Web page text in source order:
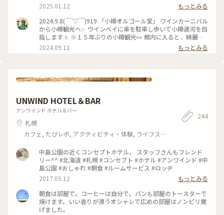
2025.01.12
もっとみる
2024.9.8( ￣▽￣)919 「小樽オルゴール堂」 ワインカーニバル
から小樽観光へ✨ ウインベイに車を駐車し歩いて小樽運河を目
指します🚶 ※１５年ぶりの小樽観光👀 館内に入ると、綺麗な
オルゴールと音色が広がり、クラシカルな建物が良い雰囲気を
出してます☺️ #北海道#小樽市#観光#散歩#小樽オルゴール堂#
2024.09.11 もっとみる
UNWIND HOTEL＆BAR
アンワインド ホテル＆バー
札幌
カフェ, たびレポ, アクティビティ・体験, ライフスタ
244
中島公園の近くコンセプトホテル。 スタッフさんもフレンド
リー^^ #北海道 #札幌 #コンセプト #ホテル #アンワインド #中
島公園 #おしゃれ #朝食 #ルームサービス #ロッヂ
2017.05.12
もっとみる
朝食は部屋で。コーヒーは自分で。パンも部屋のトースターで
焼けます。いい香りが漂うオシャレで広めの部屋はノンビリ寛
げました。